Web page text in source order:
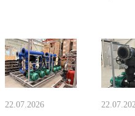
22.07.2026